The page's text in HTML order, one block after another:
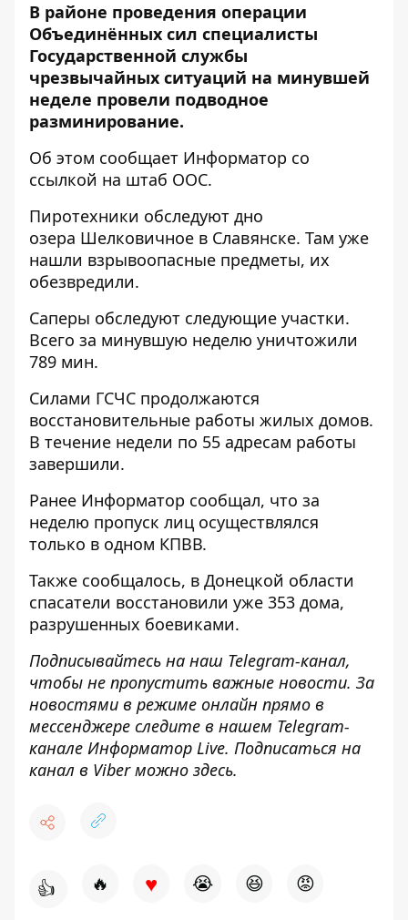
В районе проведения операции
Объединённых сил специалисты
Государственной службы
чрезвычайных ситуаций на минувшей
неделе провели подводное
разминирование.
Об этом сообщает Информатор со
ссылкой на штаб ООС.
Пиротехники обследуют дно
озера Шелковичное в Славянске. Там уже
нашли взрывоопасные предметы, их
обезвредили.
Саперы обследуют следующие участки.
Всего за минувшую неделю уничтожили
789 мин.
Силами ГСЧС продолжаются
восстановительные работы жилых домов.
В течение недели по 55 адресам работы
завершили.
Ранее Информатор сообщал, что за
неделю пропуск лиц осуществлялся
только в одном КПВВ.
Также сообщалось, в Донецкой области
спасатели восстановили уже 353 дома,
разрушенных боевиками.
Подписывайтесь на наш Telegram-канал,
чтобы не пропустить важные новости. За
новостями в режиме онлайн прямо в
мессенджере следите в нашем Telegram-
канале Информатор Live. Подписаться на
канал в Viber можно здесь.
👍 🔥 ♥ 😭 😆 😡